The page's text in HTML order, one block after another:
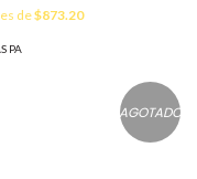
de$873.20
PA
AGOTADO